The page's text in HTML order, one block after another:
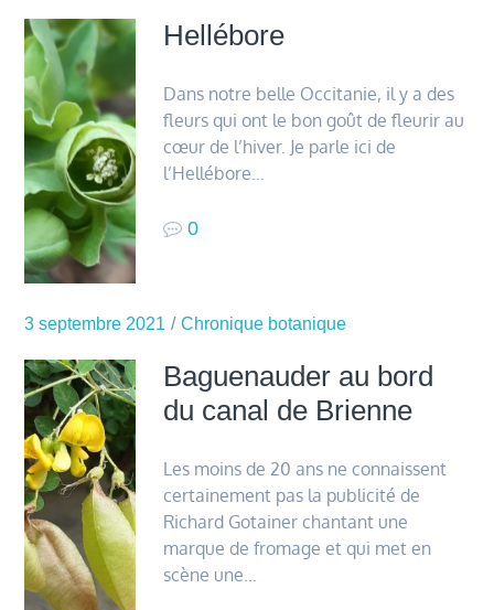
Hellébore
Dans notre belle Occitanie, il y a des
fleurs qui ont le bon goût de fleurir au
cœur de l’hiver. Je parle ici de
l’Hellébore…
0
3 septembre 2021 Chronique botanique
Baguenauder au bord
du canal de Brienne
Les moins de 20 ans ne connaissent
certainement pas la publicité de
Richard Gotainer chantant une
marque de fromage et qui met en
scène une…